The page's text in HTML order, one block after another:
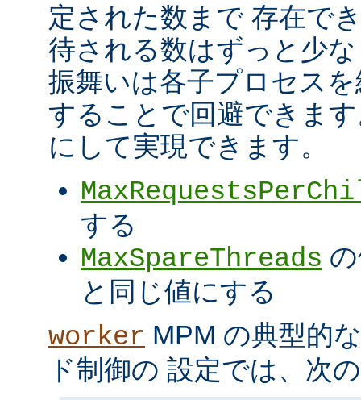
定された数まで 存在で
待される数はずっと少
振舞いは各子プロセス
することで回避できま
にして実現できます。
する
MaxSpareThreads
と同じ値にする
worker MPM の典型的
ド制御の 設定では、次